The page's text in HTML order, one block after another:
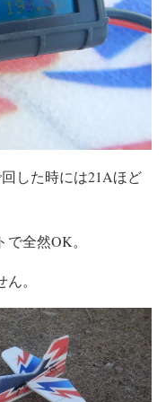
した時には21Aほど
全然OK。
。